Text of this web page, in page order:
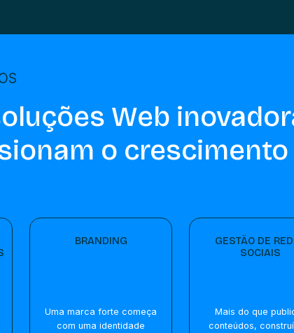
Web
o
BRANDING
Uma marca forte começa
com uma identidade
GESTÃO DE
SOCIAIS
Mais do que
conteúdos,